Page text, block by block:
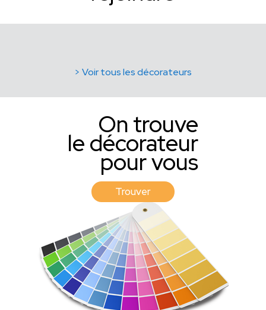
> Voir tous les décorateurs
On trouve
le décorateur
pour vous
Trouver